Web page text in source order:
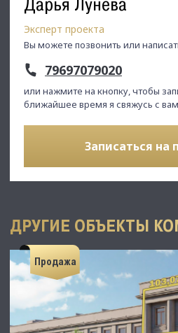
Эксперт проекта
Вы можете позвонить или
79697079020
или нажмите на кнопку, чтобы
ближайшее время я свяжусь с
Записаться на
ДРУГИЕ ОБЪЕКТЫ
Продажа